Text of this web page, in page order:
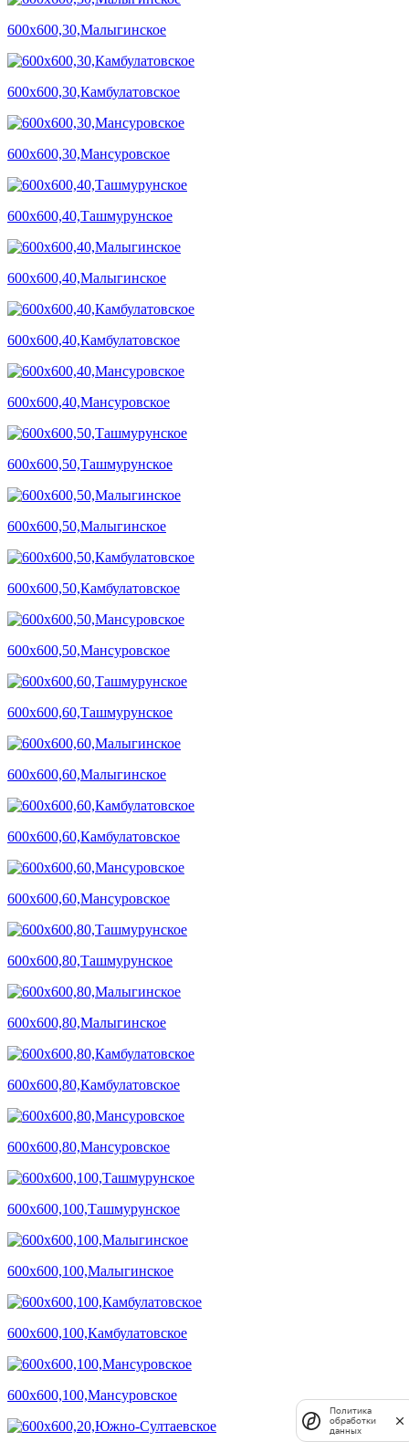
600х600,30,Малыгинское
600х600,30,Камбулатовское
600х600,30,Мансуровское
600х600,40,Ташмурунское
600х600,40,Малыгинское
600х600,40,Камбулатовское
600х600,40,Мансуровское
600х600,50,Ташмурунское
600х600,50,Малыгинское
600х600,50,Камбулатовское
600х600,50,Мансуровское
600х600,60,Ташмурунское
600х600,60,Малыгинское
600х600,60,Камбулатовское
600х600,60,Мансуровское
600х600,80,Ташмурунское
600х600,80,Малыгинское
600х600,80,Камбулатовское
600х600,80,Мансуровское
600х600,100,Ташмурунское
600х600,100,Малыгинское
600х600,100,Камбулатовское
600х600,100,Мансуровское
Политика
обработки
данных